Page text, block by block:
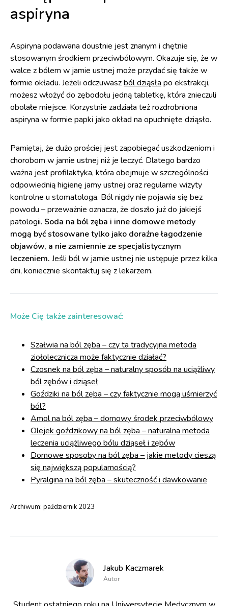
aspiryna
Aspiryna podawana doustnie jest znanym i chętnie
stosowanym środkiem przeciwbólowym. Okazuje się, że w
walce z bólem w jamie ustnej może przydać się także w
formie okładu. Jeżeli odczuwaszból dziąsła po ekstrakcji,
możesz włożyć do zębodołu jedną tabletkę, która znieczuli
obolałe miejsce. Korzystnie zadziała też rozdrobniona
aspiryna w formie papki jako okład na opuchnięte dziąsło.
Pamiętaj, że dużo prościej jest zapobiegać uszkodzeniom i
chorobom w jamie ustnej niż je leczyć. Dlatego bardzo
ważna jest profilaktyka, która obejmuje w szczególności
odpowiednią higienę jamy ustnej oraz regularne wizyty
kontrolne u stomatologa. Ból nigdy nie pojawia się bez
powodu – przeważnie oznacza, że doszło już do jakiejś
patologii. Soda na ból zęba i inne domowe metody
mogą być stosowane tylko jako doraźne łagodzenie
objawów, a nie zamiennie ze specjalistycznym
leczeniem. Jeśli ból w jamie ustnej nie ustępuje przez kilka
dni, koniecznie skontaktuj się z lekarzem.
Może Cię także zainteresować:
Szałwia na ból zęba – czy ta tradycyjna metoda
ziołolecznicza może faktycznie działać?
Czosnek na ból zęba – naturalny sposób na uciążliwy
ból zębów i dziąseł
Goździki na ból zęba – czy faktycznie mogą uśmierzyć
ból?
Amol na ból zęba – domowy środek przeciwbólowy
Olejek goździkowy na ból zęba – naturalna metoda
leczenia uciążliwego bólu dziąseł i zębów
Domowe sposoby na ból zęba – jakie metody cieszą
się największą popularnością?
Pyralgina na ból zęba – skuteczność i dawkowanie
Archiwum: październik 2023
Jakub Kaczmarek
Autor